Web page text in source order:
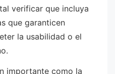
verificar que incluya
que garanticen
la usabilidad o el
importante como la